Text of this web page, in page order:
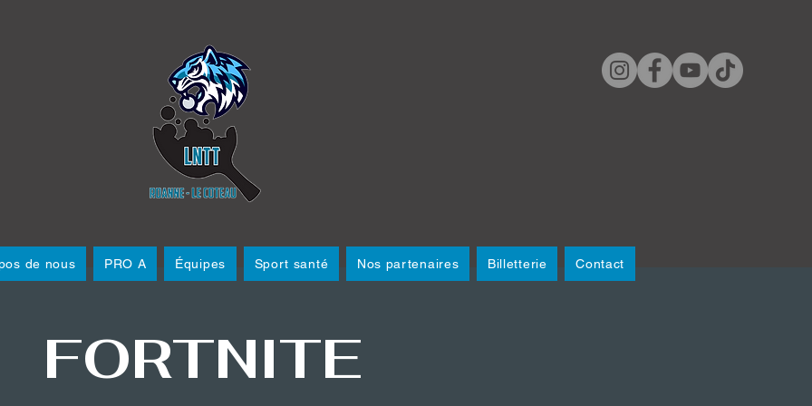
de nous PRO A Équipes Sport santé Nos partenaires Billetterie Contact
FORTNITE